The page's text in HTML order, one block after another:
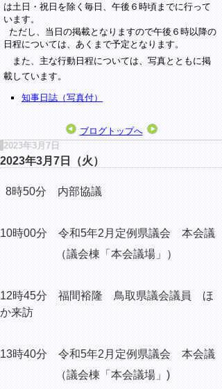
は土日・祝日を除く毎日、午後６時頃までに行って
います。
ただし、当日の掲載となりますので午後６時以降の
日程については、あくまで予定となります。
また、主な行動日程については、写真とともに掲
載しています。
知事日誌（写真付）
ブログトップへ
2023年3月7日
2023年3月7日（火）
8時50分 内部協議
10時00分 令和5年2月定例県議会 本会議
（議会棟「本会議場」）
12時45分 福間裕隆 鳥取県議会議員 ほ
か来訪
13時40分 令和5年2月定例県議会 本会議
（議会棟「本会議場」)